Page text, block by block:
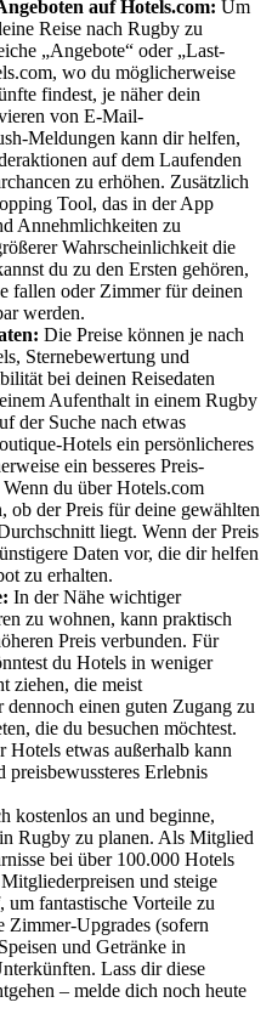
auf Hotels.com: Um
Reise nach Rugby zu
„Angebote“ oder „Last-
wo du möglicherweise
findest, je näher dein
von E-Mail-
Meldungen kann dir helfen,
auf dem Laufenden
zu erhöhen. Zusätzlich
Tool, das in der App
Annehmlichkeiten zu
Wahrscheinlichkeit die
du zu den Ersten gehören,
fallen oder Zimmer für deinen
werden.
Die Preise können je nach
Sternebewertung und
bei deinen Reisedaten
Aufenthalt in einem Rugby
der Suche nach etwas
Hotels ein persönlicheres
ein besseres Preis-
du über Hotels.com
der Preis für deine gewählten
liegt. Wenn der Preis
Daten vor, die dir helfen
zu erhalten.
In der Nähe wichtiger
zu wohnen, kann praktisch
Preis verbunden. Für
du Hotels in weniger
ziehen, die meist
einen guten Zugang zu
die du besuchen möchtest.
Hotels etwas außerhalb kann
preisbewussteres Erlebnis
kostenlos an und beginne,
Rugby zu planen. Als Mitglied
bei über 100.000 Hotels
und steige
um fantastische Vorteile zu
Zimmer-Upgrades (sofern
und Getränke in
Lass dir diese
– melde dich noch heute